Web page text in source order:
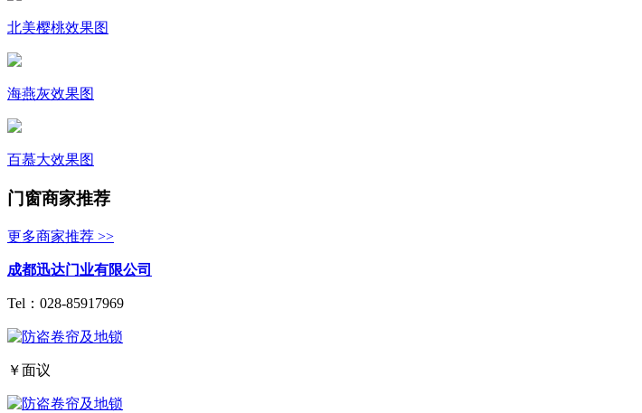
北美樱桃效果图
海燕灰效果图
百慕大效果图
门窗商家推荐
更多商家推荐 >>
成都迅达门业有限公司
Tel： 028-85917969
￥面议